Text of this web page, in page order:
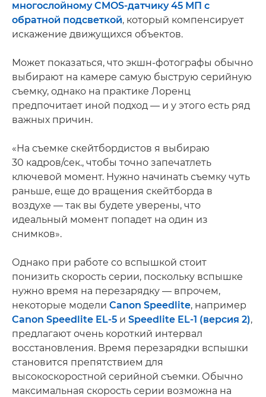
многослойному CMOS-датчику 45 МП с
обратной подсветкой, который компенсирует
искажение движущихся объектов.
Может показаться, что экшн-фотографы обычно
выбирают на камере самую быструю серийную
съемку, однако на практике Лоренц
предпочитает иной подход — и у этого есть ряд
важных причин.
«На съемке скейтбордистов я выбираю
30 кадров/сек., чтобы точно запечатлеть
ключевой момент. Нужно начинать съемку чуть
раньше, еще до вращения скейтборда в
воздухе — так вы будете уверены, что
идеальный момент попадет на один из
снимков».
Однако при работе со вспышкой стоит
понизить скорость серии, поскольку вспышке
нужно время на перезарядку — впрочем,
некоторые модели Canon Speedlite, например
Canon Speedlite EL-5 и Speedlite EL-1 (версия 2),
предлагают очень короткий интервал
восстановления. Время перезарядки вспышки
становится препятствием для
высокоскоростной серийной съемки. Обычно
максимальная скорость серии возможна на